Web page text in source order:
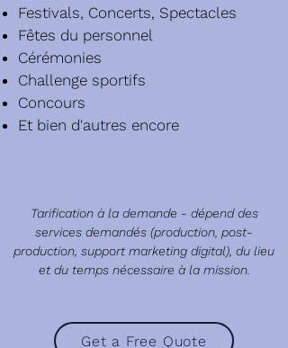
Festivals, Concerts, Spectacles
Fêtes du personnel
Cérémonies
Challenge sportifs
Concours
Et bien d'autres encore
Tarification à la demande - dépend des
services demandés (production, post-
production, support marketing digital), du lieu
et du temps nécessaire à la mission.
Get a Free Quote